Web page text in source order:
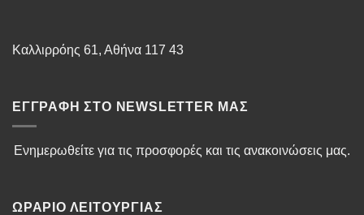
Καλλιρρόης 61, Αθήνα 117 43
ΕΓΓΡΑΦΉ ΣΤΟ NEWSLETTER ΜΑΣ
Ενημερωθείτε για τις προσφορές και τις ανακοινώσεις μας.
ΩΡΆΡΙΟ ΛΕΙΤΟΥΡΓΊΑΣ